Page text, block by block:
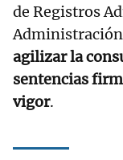
de Registros
agilizar la
sentencias
vigor.